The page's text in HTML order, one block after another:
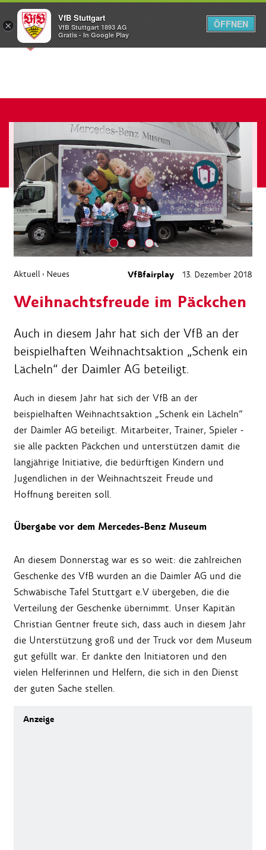
Menü
Aktuell › Neues VfBfairplay 13. Dezember 2018
Weihnachtsfreude im Päckchen
Auch in diesem Jahr hat sich der VfB an der
beispielhaften Weihnachtsaktion „Schenk ein
Lächeln“ der Daimler AG beteiligt.
Auch in diesem Jahr hat sich der VfB an der
beispielhaften Weihnachtsaktion „Schenk ein Lächeln“
der Daimler AG beteiligt. Mitarbeiter, Trainer, Spieler -
sie alle packten Päckchen und unterstützen damit die
langjährige Initiative, die bedürftigen Kindern und
Jugendlichen in der Weihnachtszeit Freude und
Hoffnung bereiten soll.
Übergabe vor dem Mercedes-Benz Museum
An diesem Donnerstag war es so weit: die zahlreichen
Geschenke des VfB wurden an die Daimler AG und die
Schwäbische Tafel Stuttgart e.V übergeben, die die
Verteilung der Geschenke übernimmt. Unser Kapitän
Christian Gentner freute sich, dass auch in diesem Jahr
die Unterstützung groß und der Truck vor dem Museum
gut gefüllt war. Er dankte den Initiatoren und den
vielen Helferinnen und Helfern, die sich in den Dienst
der guten Sache stellen.
×
VfB Stuttgart
VfB Stuttgart 1893 AG
Gratis - In Google Play
ÖFFNEN